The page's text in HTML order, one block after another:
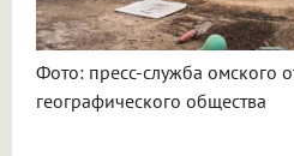
Фото: пресс-служба омского
географического общества